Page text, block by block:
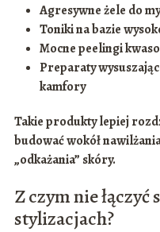
Agresywne żele do
Toniki na bazie
Mocne peelingi
Preparaty
kamfory
Takie produkty lepiej
budować wokół
„odkażania” skóry.
Z czym nie
stylizacjach?